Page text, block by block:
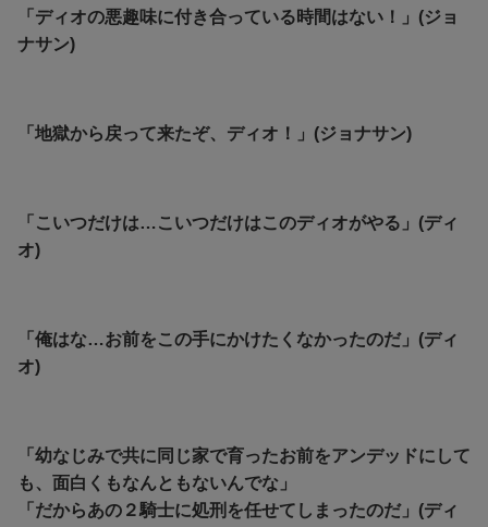
「ディオの悪趣味に付き合っている時間はない！」(ジョ
ナサン)
「地獄から戻って来たぞ、ディオ！」(ジョナサン)
「こいつだけは…こいつだけはこのディオがやる」(ディ
オ)
「俺はな…お前をこの手にかけたくなかったのだ」(ディ
オ)
「幼なじみで共に同じ家で育ったお前をアンデッドにして
も、面白くもなんともないんでな」
「だからあの２騎士に処刑を任せてしまったのだ」(ディ